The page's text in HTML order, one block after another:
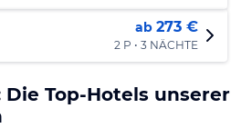
ab 273 €
2 P • 3 NÄCHTE
Top-Hotels unserer